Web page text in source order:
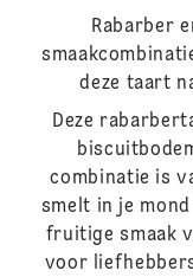
Rabarber
deze taart
Deze
combinatie is
smelt in je
fruitige smaak
voor